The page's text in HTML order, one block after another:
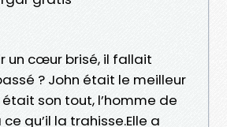
un cœur brisé, il fallait
? John était le meilleur
son tout, l’homme de
ce qu’il la trahisse.Elle a